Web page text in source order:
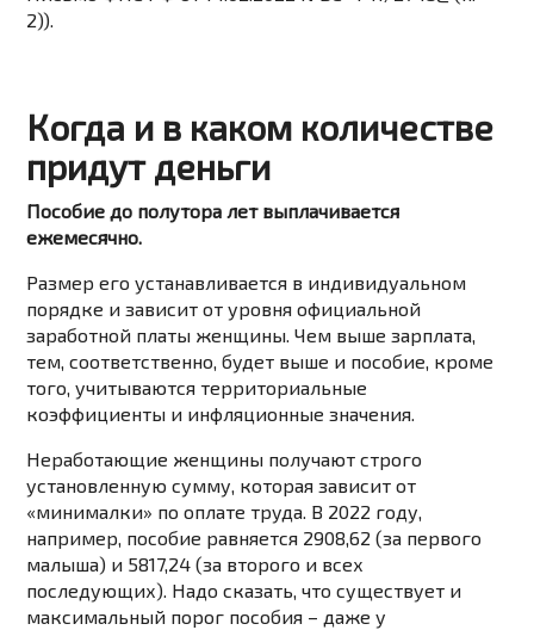
2)).
Когда и в каком количестве
придут деньги
Пособие до полутора лет выплачивается
ежемесячно.
Размер его устанавливается в индивидуальном
порядке и зависит от уровня официальной
заработной платы женщины. Чем выше зарплата,
тем, соответственно, будет выше и пособие, кроме
того, учитываются территориальные
коэффициенты и инфляционные значения.
Неработающие женщины получают строго
установленную сумму, которая зависит от
«минималки» по оплате труда. В 2022 году,
например, пособие равняется 2908,62 (за первого
малыша) и 5817,24 (за второго и всех
последующих). Надо сказать, что существует и
максимальный порог пособия – даже у